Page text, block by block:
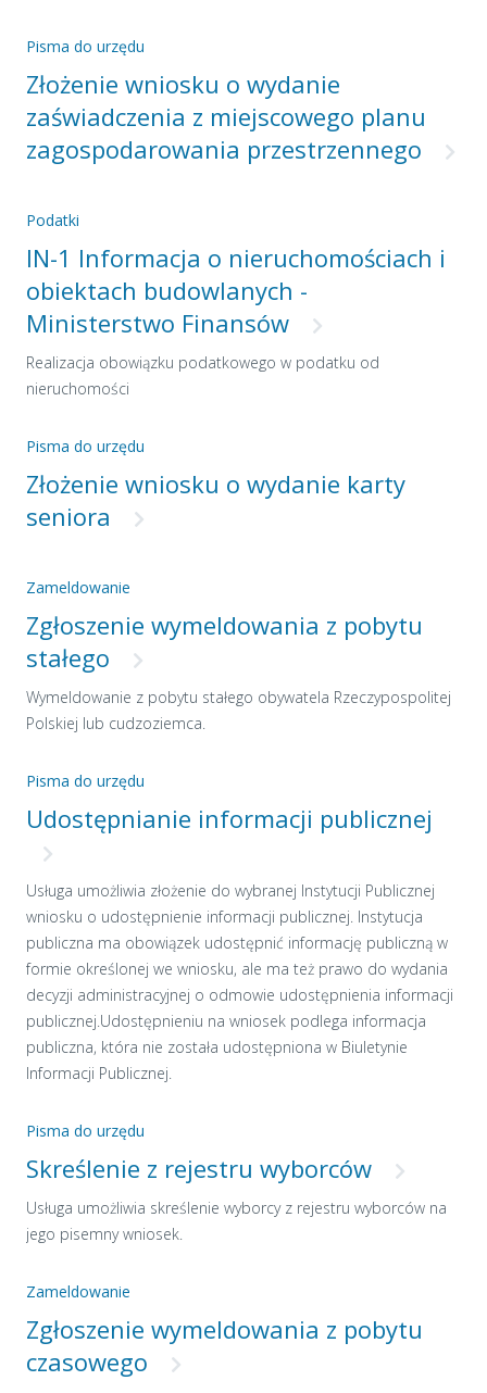
Pisma do urzędu
Złożenie wniosku o wydanie
zaświadczenia z miejscowego planu
zagospodarowania przestrzennego
Podatki
IN-1 Informacja o nieruchomościach i
obiektach budowlanych -
Ministerstwo Finansów
Realizacja obowiązku podatkowego w podatku od
nieruchomości
Pisma do urzędu
Złożenie wniosku o wydanie karty
seniora
Zameldowanie
Zgłoszenie wymeldowania z pobytu
stałego
Wymeldowanie z pobytu stałego obywatela Rzeczypospolitej
Polskiej lub cudzoziemca.
Pisma do urzędu
Udostępnianie informacji publicznej
Usługa umożliwia złożenie do wybranej Instytucji Publicznej
wniosku o udostępnienie informacji publicznej. Instytucja
publiczna ma obowiązek udostępnić informację publiczną w
formie określonej we wniosku, ale ma też prawo do wydania
decyzji administracyjnej o odmowie udostępnienia informacji
publicznej.Udostępnieniu na wniosek podlega informacja
publiczna, która nie została udostępniona w Biuletynie
Informacji Publicznej.
Pisma do urzędu
Skreślenie z rejestru wyborców
Usługa umożliwia skreślenie wyborcy z rejestru wyborców na
jego pisemny wniosek.
Zameldowanie
Zgłoszenie wymeldowania z pobytu
czasowego